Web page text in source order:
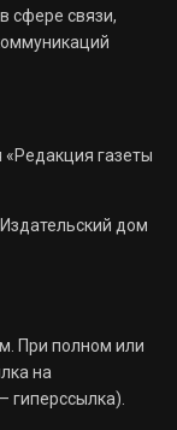
сфере связи,
газеты
дом
При полном или
на
гиперссылка).